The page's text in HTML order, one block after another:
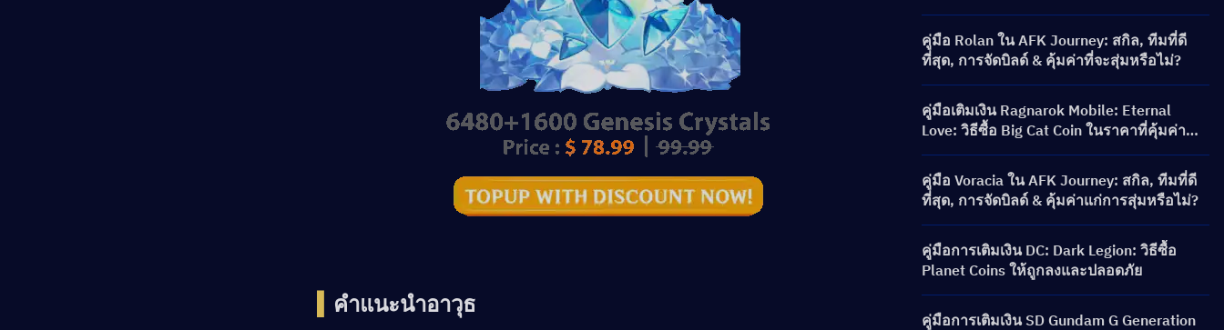
คำแนะนำอาวุธ
โร้ดแมป!
คู่มือ Rolan ใน AFK Journey: สกิล, ทีมที่ดี
ที่สุด, การจัดบิลด์ & คุ้มค่าที่จะสุ่มหรือไม่?
คู่มือเติมเงิน Ragnarok Mobile: Eternal
Love: วิธีซื้อ Big Cat Coin ในราคาที่คุ้มค่า
กว่า?
คู่มือ Voracia ใน AFK Journey: สกิล, ทีมที่ดี
ที่สุด, การจัดบิลด์ & คุ้มค่าแก่การสุ่มหรือไม่?
คู่มือการเติมเงิน DC: Dark Legion: วิธีซื้อ
Planet Coins ให้ถูกลงและปลอดภัย
คู่มือการเติมเงิน SD Gundam G Generation